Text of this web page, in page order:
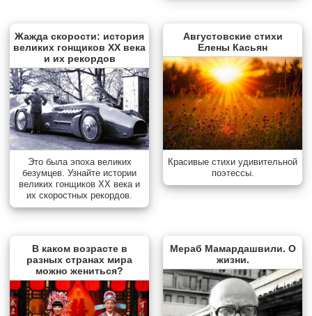
Жажда скорости: история
великих гонщиков XX века
и их рекордов
Это была эпоха великих
безумцев. Узнайте истории
великих гонщиков XX века и
их скоростных рекордов.
Августовские стихи
Елены Касьян
Красивые стихи удивительной
поэтессы.
В каком возрасте в
разных странах мира
можно жениться?
Мераб Мамардашвили. О
жизни.